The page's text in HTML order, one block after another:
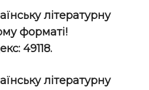
літературну
форматі!
49118.
літературну